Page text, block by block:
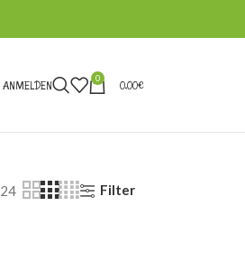
ANMELDEN 0 0,00€
24 Filter